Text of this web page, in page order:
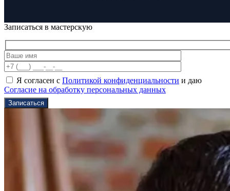
Записаться в мастерскую
Я согласен с Политикой конфиденциальности и даю
Согласие на обработку персональных данных